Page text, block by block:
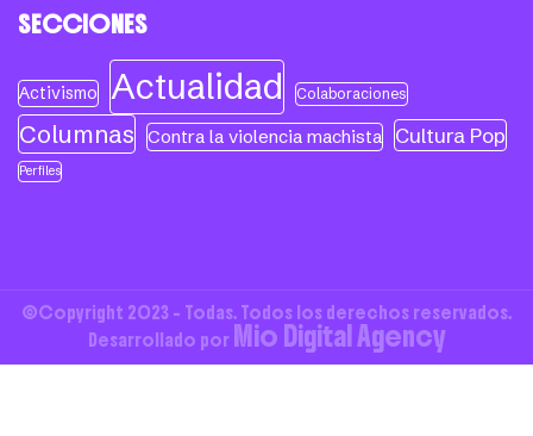
SECCIONES
Activismo Actualidad Colaboraciones
Columnas Contra la violencia machista Cultura Pop
Perfiles
©Copyright 2023 - Todas. Todos los derechos reservados.
Desarrollado por Mio Digital Agency